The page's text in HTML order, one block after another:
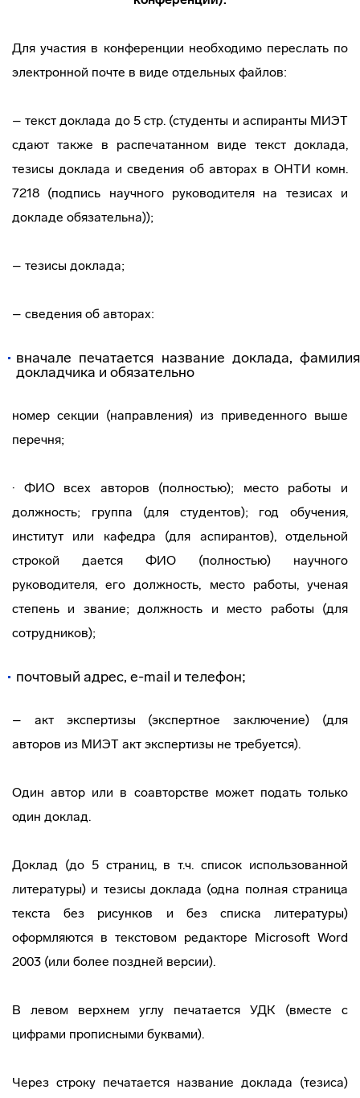
Для участия в конференции необходимо переслать по
электронной почте в виде отдельных файлов:
– текст доклада до 5 стр. (студенты и аспиранты МИЭТ
сдают также в распечатанном виде текст доклада,
тезисы доклада и сведения об авторах в ОНТИ комн.
7218 (подпись научного руководителя на тезисах и
докладе обязательна));
– тезисы доклада;
– сведения об авторах:
вначале печатается название доклада, фамилия
докладчика и обязательно
номер секции (направления) из приведенного выше
перечня;
· ФИО всех авторов (полностью); место работы и
должность; группа (для студентов); год обучения,
институт или кафедра (для аспирантов), отдельной
строкой дается ФИО (полностью) научного
руководителя, его должность, место работы, ученая
степень и звание; должность и место работы (для
сотрудников);
почтовый адрес, e-mail и телефон;
– акт экспертизы (экспертное заключение) (для
авторов из МИЭТ акт экспертизы не требуется).
Один автор или в соавторстве может подать только
один доклад.
Доклад (до 5 страниц, в т.ч. список использованной
литературы) и тезисы доклада (одна полная страница
текста без рисунков и без списка литературы)
оформляются в текстовом редакторе Microsoft Word
2003 (или более поздней версии).
В левом верхнем углу печатается УДК (вместе с
цифрами прописными буквами).
Через строку печатается название доклада (тезиса)